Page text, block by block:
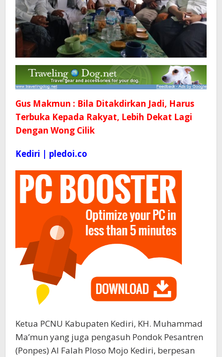
Gus Makmun : Bila Ditakdirkan Jadi, Harus
Terbuka Kepada Rakyat, Lebih Dekat Lagi
Dengan Wong Cilik
Kediri | pledoi.co
Ketua PCNU Kabupaten Kediri, KH. Muhammad
Ma’mun yang juga pengasuh Pondok Pesantren
(Ponpes) Al Falah Ploso Mojo Kediri, berpesan